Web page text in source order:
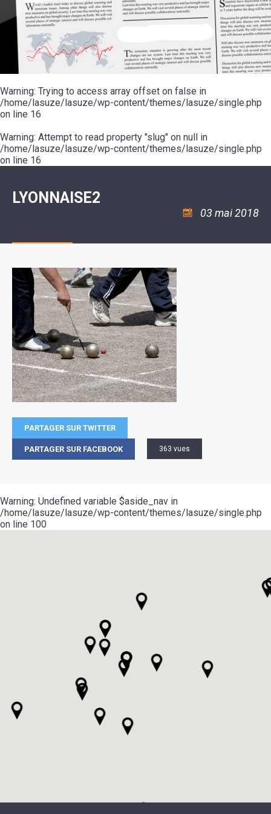
20ÈME
SIÈCLE
RÉUNIONS
DU
CONSEIL
MUNICIPAL
ARRÊTÉS
DÉCISIONS
MAIRE
MOT
DE
LA
MINORITÉ
LES
ÉCOLES
COLLÈGE
ESPACE
JEUNES
11
18
:
ASSOCIATION
COULÉE
DOUCE
ENVIRONNEMENT
L'EAU
L'ASSAINISSEMENT
RÉSIDENCE
AUTONOMIE
LE
CCAS
LA
POLICE
SÉCURITÉ
/
RISQUES
MAJEURS
MUSIQUE
L'ÉCOLE
COMMUNAUTAIRE
DANSE
PISCINE
ASSOCIATIONS
VOIE
VERTE
VISITES
DÉCOUVERTES
LES
RANDONNÉES
LE
POUR
CAMPING-
CARS
TENTES
CARAVANES
LA
HALTE
FLUVIALE
LA
SUZE
Warning: Trying to access array offset on false in
/home/lasuze/lasuze/wp-content/themes/lasuze/single.php
on line 16
Warning: Attempt to read property "slug" on null in
/home/lasuze/lasuze/wp-content/themes/lasuze/single.php
on line 16
LYONNAISE2
03 mai 2018
PARTAGER SUR TWITTER
PARTAGER SUR FACEBOOK 363 vues
Warning: Undefined variable $aside_nav in
/home/lasuze/lasuze/wp-content/themes/lasuze/single.php
on line 100